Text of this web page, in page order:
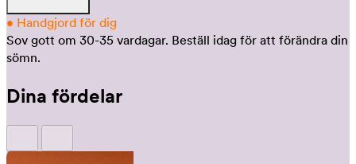
• Handgjord för dig
Sov gott om 30-35 vardagar. Beställ idag för att förändra din
sömn.
Dina fördelar